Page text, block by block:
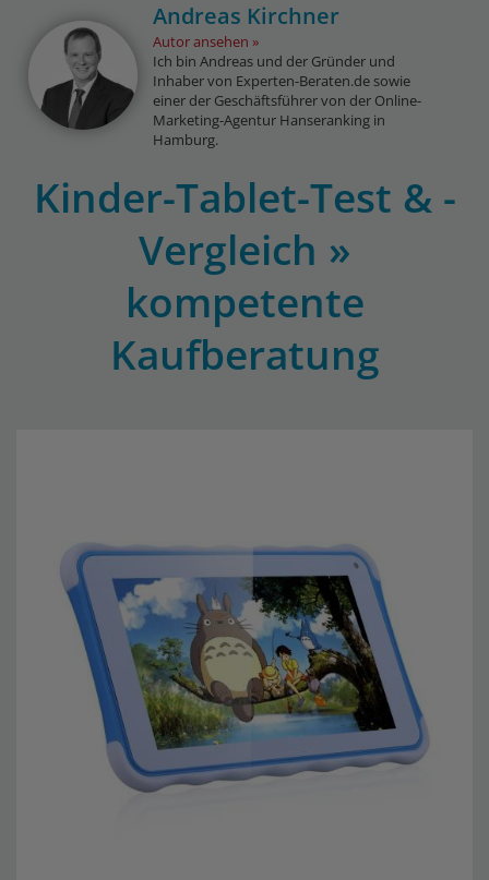
Andreas Kirchner
Autor ansehen
Ich bin Andreas und der Gründer und
Inhaber von Experten-Beraten.de sowie
einer der Geschäftsführer von der Online-
Marketing-Agentur Hanseranking in
Hamburg.
Kinder-Tablet-Test & -
Vergleich »
kompetente
Kaufberatung